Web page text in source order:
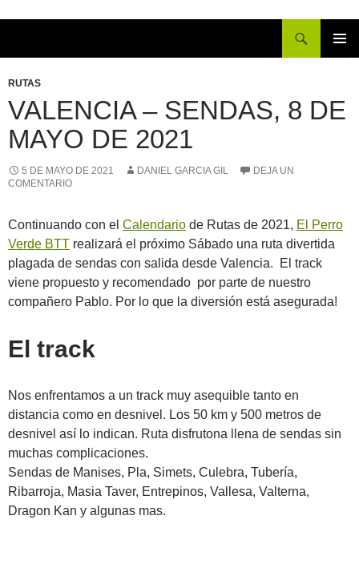
CONTENIDO
RUTAS
VALENCIA – SENDAS, 8 DE
MAYO DE 2021
5 DE MAYO DE 2021 DANIEL GARCIA GIL
DEJA UN
COMENTARIO
Continuando con el Calendario de Rutas de 2021, El Perro
Verde BTT realizará el próximo Sábado una ruta divertida
plagada de sendas con salida desde Valencia. El track
viene propuesto y recomendado por parte de nuestro
compañero Pablo. Por lo que la diversión está asegurada!
El track
Nos enfrentamos a un track muy asequible tanto en
distancia como en desnivel. Los 50 km y 500 metros de
desnivel así lo indican. Ruta disfrutona llena de sendas sin
muchas complicaciones.
Sendas de Manises, Pla, Simets, Culebra, Tubería,
Ribarroja, Masia Taver, Entrepinos, Vallesa, Valterna,
Dragon Kan y algunas mas.